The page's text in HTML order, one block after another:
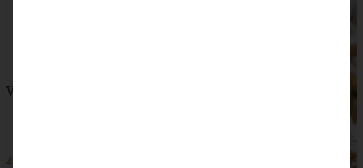
Vegane Apfeltarte mit Streuseln – Kristallzucker-frei!
ZUM BEITRAG